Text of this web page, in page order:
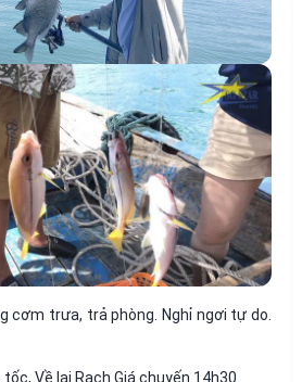
cơm trưa, trả phòng. Nghỉ ngơi tự do.
Về lại Rạch Giá chuyến 14h30.